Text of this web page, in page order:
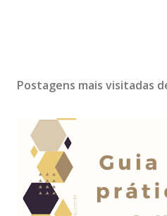
Postagens mais visitadas